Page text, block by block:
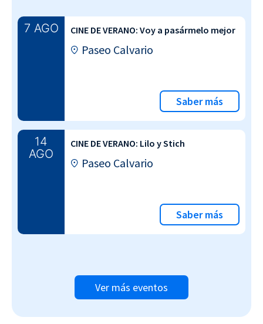
7 AGO CINE DE VERANO: Voy a pasármelo mejor
Paseo Calvario
Saber más
14
AGO
CINE DE VERANO: Lilo y Stich
Paseo Calvario
Saber más
Ver más eventos